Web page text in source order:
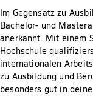
Im Gegensatz zu
Bachelor- und
anerkannt. Mit einem
Hochschule
internationalen
zu Ausbildung und
besonders gut in